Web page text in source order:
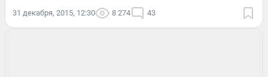
31 декабря, 2015, 12:30 8 274 43